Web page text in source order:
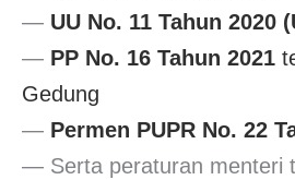
— UU No. 11 Tahun 2020
— PP No. 16 Tahun 2021
Gedung
— Permen PUPR No. 22
— Serta peraturan menteri